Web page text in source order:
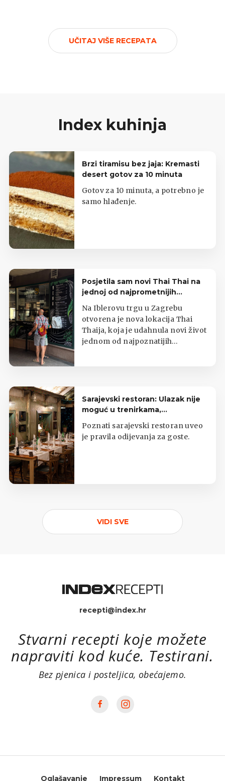
UČITAJ VIŠE RECEPATA
Index kuhinja
Brzi tiramisu bez jaja: Kremasti
desert gotov za 10 minuta
Gotov za 10 minuta, a potrebno je
samo hlađenje.
Posjetila sam novi Thai Thai na
jednoj od najprometnijih
zagrebačkih lokacija
Na Iblerovu trgu u Zagrebu
otvorena je nova lokacija Thai
Thaija, koja je udahnula novi život
jednom od najpoznatijih
Sarajevski restoran: Ulazak nije
moguć u trenirkama,
potkošuljama i japankama
Poznati sarajevski restoran uveo
je pravila odijevanja za goste.
VIDI SVE
recepti@index.hr
Stvarni recepti koje možete
napraviti kod kuće. Testirani.
Bez pjenica i posteljica, obećajemo.
Oglašavanje Impressum Kontakt